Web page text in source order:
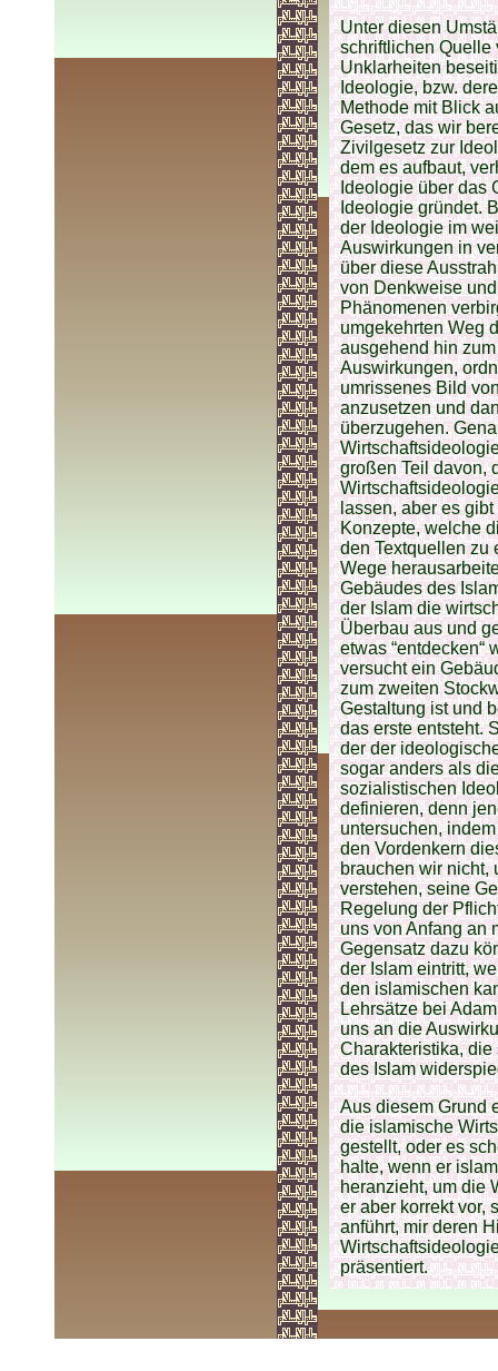
Unter diesen
schriftlichen Quelle
Unklarheiten
Ideologie, bzw.
Methode mit Blick
Gesetz, das wir
Zivilgesetz zur
dem es aufbaut,
Ideologie über das
Ideologie gründet.
der Ideologie im
Auswirkungen in
über diese
von Denkweise
Phänomenen
umgekehrten Weg
ausgehend hin
Auswirkungen,
umrissenes Bild
anzusetzen und
überzugehen.
großen Teil davon,
lassen, aber es
Konzepte, welche
den Textquellen zu
Wege
Gebäudes des
der Islam die
Überbau aus und
etwas “entdecken“
versucht ein
zum zweiten
Gestaltung ist und
das erste entsteht.
der der
sogar anders als
sozialistischen
definieren, denn
untersuchen,
den Vordenkern
brauchen wir nicht,
verstehen, seine
Regelung der
uns von Anfang an
Gegensatz dazu
der Islam eintritt,
den islamischen
Lehrsätze bei
uns an die
Charakteristika,
des Islam
Aus diesem Grund
die islamische
gestellt, oder es
halte, wenn er
heranzieht, um die
er aber korrekt vor,
anführt, mir deren
präsentiert.